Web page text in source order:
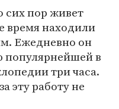
сих пор живет
время находили
Ежедневно он
популярнейшей в
три часа.
эту работу не